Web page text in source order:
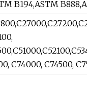
B194,ASTM
C74000, C74500,